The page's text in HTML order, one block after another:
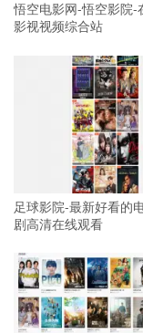
悟空电影网-悟空影院-
影视视频综合站
足球影院-最新好看的
剧高清在线观看